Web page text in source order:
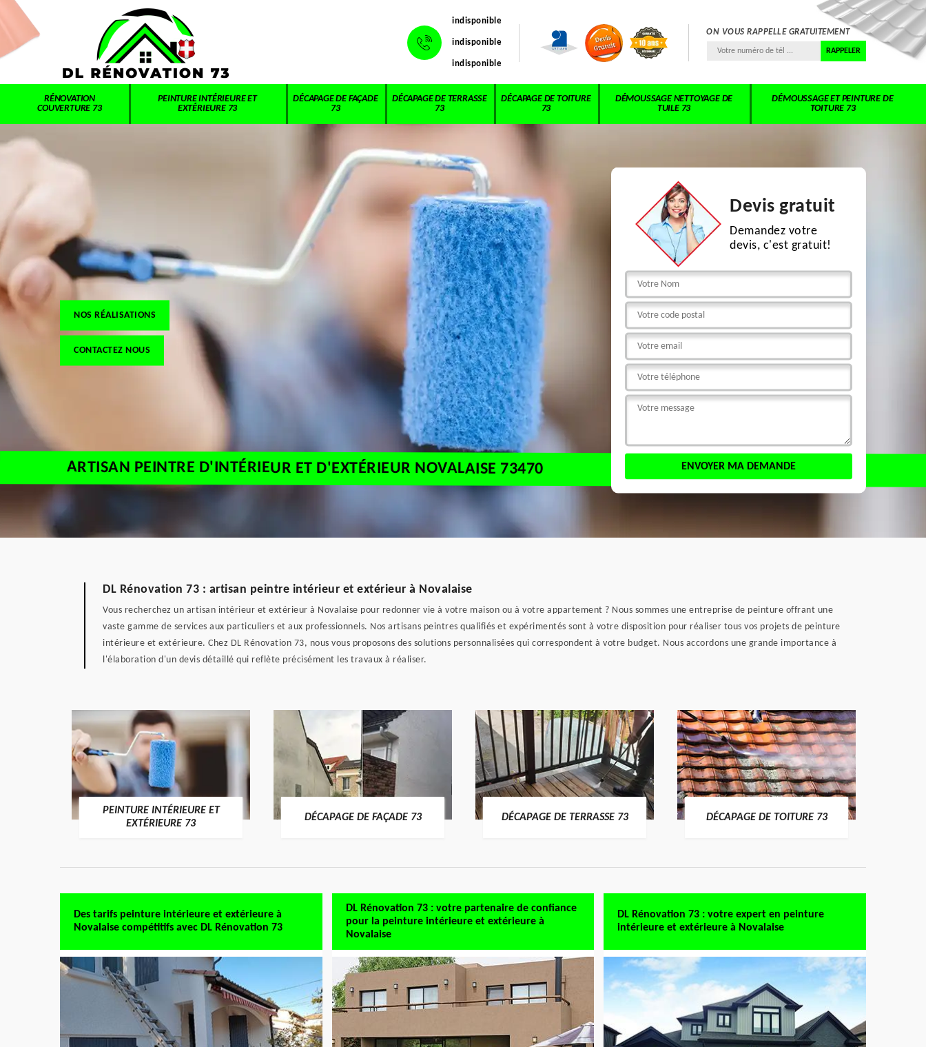
indisponible
indisponible
indisponible
ON VOUS RAPPELLE GRATUITEMENT
RÉNOVATION
COUVERTURE 73
PEINTURE INTÉRIEURE ET
EXTÉRIEURE 73
DÉCAPAGE DE FAÇADE
73
DÉCAPAGE DE TERRASSE
73
DÉCAPAGE DE TOITURE
73
DÉMOUSSAGE NETTOYAGE DE
TUILE 73
DÉMOUSSAGE ET PEINTURE DE
TOITURE 73
NOS RÉALISATIONS
CONTACTEZ NOUS
Devis gratuit
Demandez votre
devis, c'est gratuit!
ARTISAN PEINTRE D'INTÉRIEUR ET D'EXTÉRIEUR NOVALAISE 73470
DL Rénovation 73 : artisan peintre intérieur et extérieur à Novalaise
Vous recherchez un artisan intérieur et extérieur à Novalaise pour redonner vie à votre maison ou à votre appartement ? Nous sommes une entreprise de peinture offrant une
vaste gamme de services aux particuliers et aux professionnels. Nos artisans peintres qualifiés et expérimentés sont à votre disposition pour réaliser tous vos projets de peinture
intérieure et extérieure. Chez DL Rénovation 73, nous vous proposons des solutions personnalisées qui correspondent à votre budget. Nous accordons une grande importance à
l'élaboration d'un devis détaillé qui reflète précisément les travaux à réaliser.
PEINTURE INTÉRIEURE ET
EXTÉRIEURE 73
DÉCAPAGE DE FAÇADE 73 DÉCAPAGE DE TERRASSE 73 DÉCAPAGE DE TOITURE 73
Des tarifs peinture intérieure et extérieure à
Novalaise compétitifs avec DL Rénovation 73
DL Rénovation 73 : votre partenaire de confiance
pour la peinture intérieure et extérieure à
Novalaise
DL Rénovation 73 : votre expert en peinture
intérieure et extérieure à Novalaise